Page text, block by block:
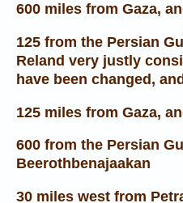
600 miles from Gaza,
125 from the Persian
Reland very justly
have been changed,
125 miles from Gaza,
600 from the Persian
Beerothbenajaakan
30 miles west from